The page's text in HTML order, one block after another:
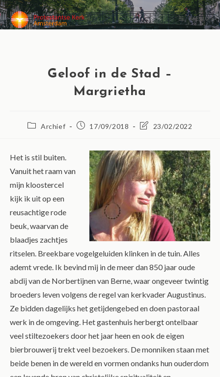
MENU
Geloof in de Stad –
Margrietha
Archief 17/09/2018 23/02/2022
Het is stil buiten.
Vanuit het raam van
mijn kloostercel
kijk ik uit op een
reusachtige rode
beuk, waarvan de
blaadjes zachtjes
ritselen. Breekbare vogelgeluiden klinken in de tuin. Alles
ademt vrede. Ik bevind mij in de meer dan 850 jaar oude
abdij van de Norbertijnen van Berne, waar ongeveer twintig
broeders leven volgens de regel van kerkvader Augustinus.
Ze bidden dagelijks het getijdengebed en doen pastoraal
werk in de omgeving. Het gastenhuis herbergt ontelbaar
veel stiltezoekers door het jaar heen en ook de eigen
bierbrouwerij trekt veel bezoekers. De monniken staan met
beide benen in de wereld en vormen ondanks hun ouderdom